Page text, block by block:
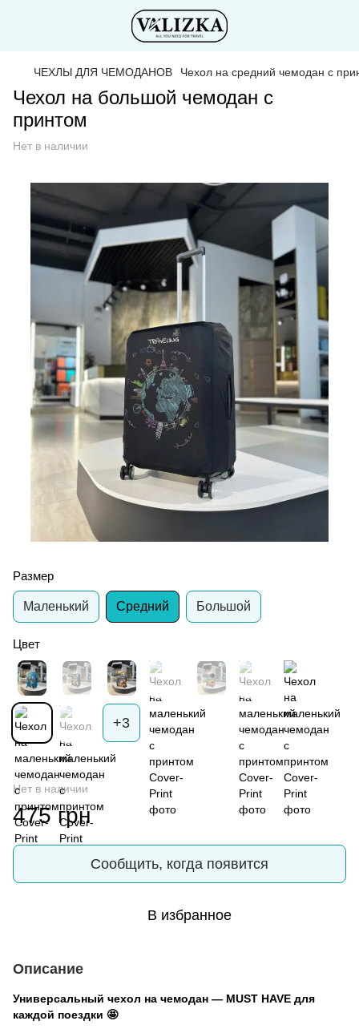
ЧЕХЛЫ ДЛЯ ЧЕМОДАНОВ Чехол на средний чемодан с
Чехол на большой чемодан с
принтом
Нет в наличии
Размер
Маленький Средний Большой
Цвет
+3
Нет в наличии
475 грн
Сообщить, когда появится
В избранное
Описание
Универсальный чехол на чемодан — MUST HAVE для
каждой поездки 🤩